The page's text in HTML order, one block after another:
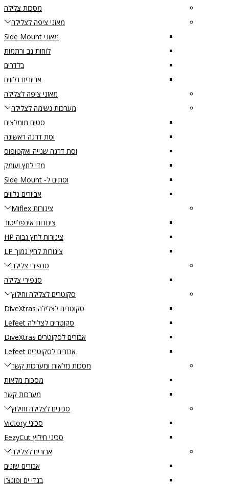
מסכות צלילה
מאזני ציפה לצלילה
לוחות גב ורתמות
אביזרים נלווים
מאזני ציפה לצלילה
מערכות נשימה לצלילה
סטים מומלצים
וסת דרגה ראשונה
וסת דרגה שנייה ואקטופוס
מדי לחץ ועומק
אביזרים נלווים
צינורות אינפלייטור
צינורות לחץ גבוה HP
צינורות לחץ נמוך LP
סנפירי צלילה
סנפירי צלילה
סקוטרים לצלילה וחילוץ
סקוטרים לצלילה DiveXtras
סקוטרים לצלילה Lefeet
אבזרים לסקוטרים DiveXtras
אבזרים לסקוטרים Lefeet
מסכות מלאות ומערכות קשר
מסכות מלאות
מערכות קשר
סכינים לצלילה וחילוץ
סכיני חילוץ EezyCut
אבזרים לצלילה
אבזרים שונים
בגדי ים ופונצ’ו